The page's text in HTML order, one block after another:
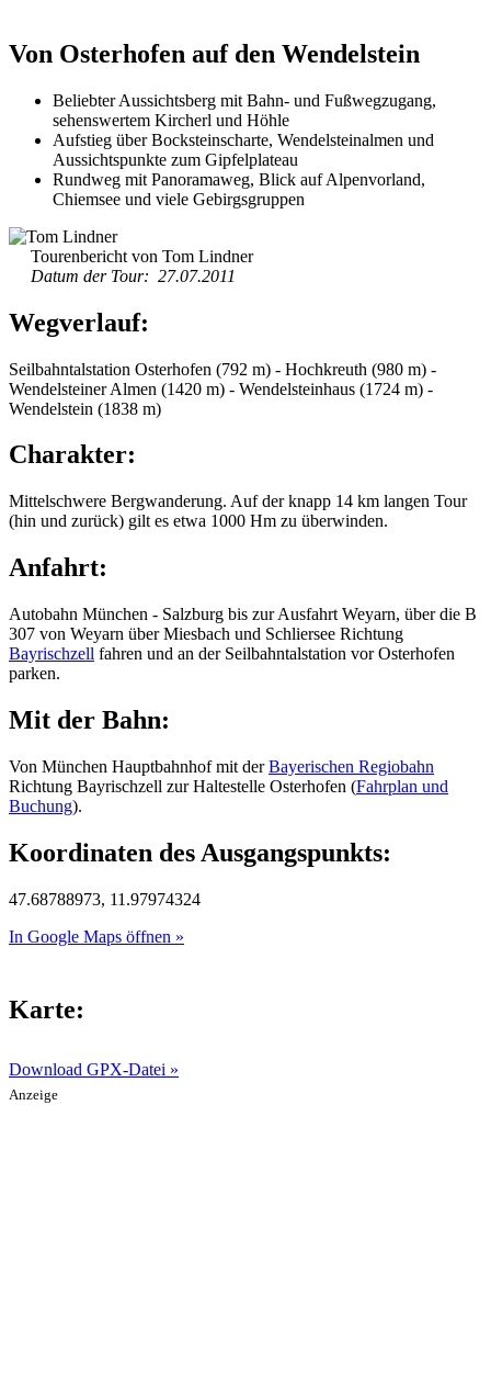
Von Osterhofen auf den Wendelstein
Beliebter Aussichtsberg mit Bahn- und Fußwegzugang,
sehenswertem Kircherl und Höhle
Aufstieg über Bocksteinscharte, Wendelsteinalmen und
Aussichtspunkte zum Gipfelplateau
Rundweg mit Panoramaweg, Blick auf Alpenvorland,
Chiemsee und viele Gebirgsgruppen
Tourenbericht von Tom Lindner
Datum der Tour: 27.07.2011
Wegverlauf:
Seilbahntalstation Osterhofen (792 m) - Hochkreuth (980 m) -
Wendelsteiner Almen (1420 m) - Wendelsteinhaus (1724 m) -
Wendelstein (1838 m)
Charakter:
Mittelschwere Bergwanderung. Auf der knapp 14 km langen Tour
(hin und zurück) gilt es etwa 1000 Hm zu überwinden.
Anfahrt:
Autobahn München - Salzburg bis zur Ausfahrt Weyarn, über die B
307 von Weyarn über Miesbach und Schliersee Richtung
Bayrischzell fahren und an der Seilbahntalstation vor Osterhofen
parken.
Mit der Bahn:
Von München Hauptbahnhof mit derBayerischen Regiobahn
Richtung Bayrischzell zur Haltestelle Osterhofen (Fahrplan und
Buchung).
Koordinaten des Ausgangspunkts:
47.68788973, 11.97974324
In Google Maps öffnen »
Karte:
Download GPX-Datei »
Anzeige